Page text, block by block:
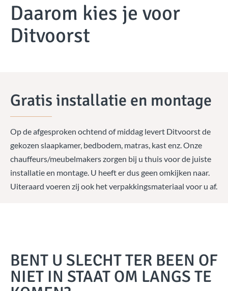
Daarom kies je voor
Ditvoorst
Gratis installatie en montage
Op de afgesproken ochtend of middag levert Ditvoorst de
gekozen slaapkamer, bedbodem, matras, kast enz. Onze
chauffeurs/meubelmakers zorgen bij u thuis voor de juiste
installatie en montage. U heeft er dus geen omkijken naar.
Uiteraard voeren zij ook het verpakkingsmateriaal voor u af.
BENT U SLECHT TER BEEN OF
NIET IN STAAT OM LANGS TE